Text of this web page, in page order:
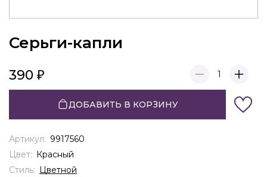
Серьги-капли
390 1
ДОБАВИТЬ В КОРЗИНУ
Артикул: 9917560
Цвет: Красный
Стиль: Цветной